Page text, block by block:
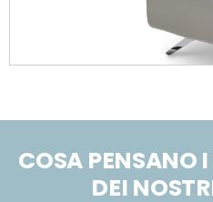
COSA PENSANO
DEI